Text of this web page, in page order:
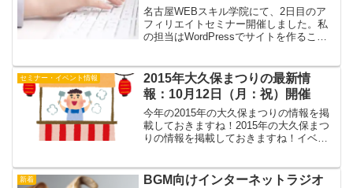
名古屋WEBスキル学院にて、2日目のア
フィリエイトセミナー開催しました。私
の担当はWordPressでサイトを作ること
屋WEBスキル学院とは2日間くらいの内
容を1日で開...
セミナー・イベント情報
2015年大久保まつりの最新情
報：10月12日（月：祝）開催
今年の2015年の大久保まつりの情報を掲
載しておきますね！2015年の大久保まつ
りの情報を掲載しておきますね！イベン
新着
BGM向けインターネットラジオ